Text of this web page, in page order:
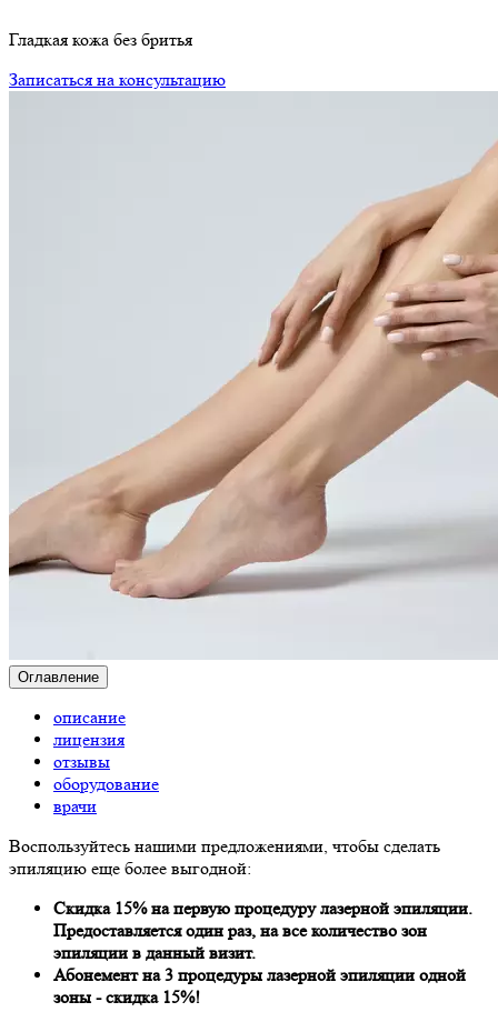
Гладкая кожа без бритья
Записаться на консультацию
Оглавление
описание
лицензия
отзывы
оборудование
врачи
Воспользуйтесь нашими предложениями, чтобы сделать
эпиляцию еще более выгодной:
Скидка 15% на первую процедуру лазерной эпиляции.
Предоставляется один раз, на все количество зон
эпиляции в данный визит.
Абонемент на 3 процедуры лазерной эпиляции одной
зоны - скидка 15%!